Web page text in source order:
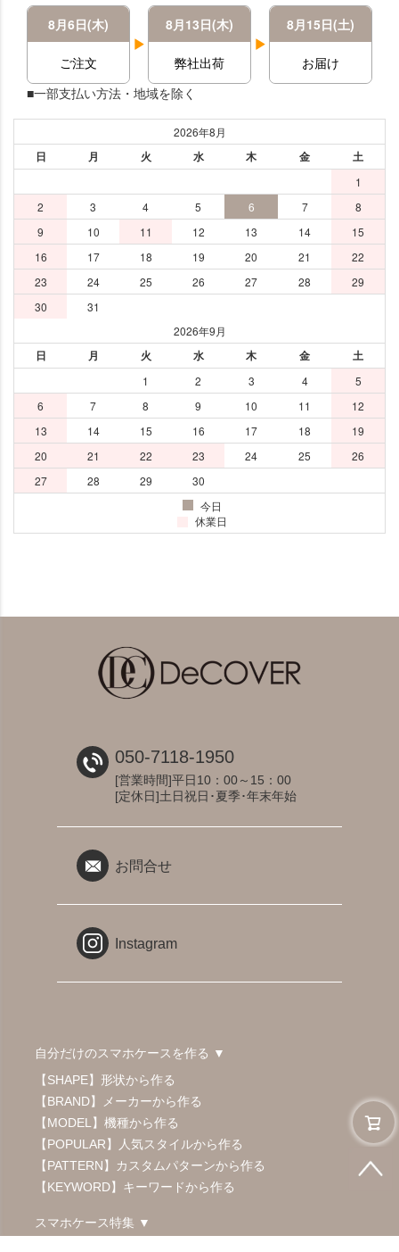
050-7118-1950
[営業時間]平日10：00～15：00
[定休日]土日祝日･夏季･年末年始
お問合せ
Instagram
自分だけのスマホケースを作る ▼
【SHAPE】形状から作る
【BRAND】メーカーから作る
【MODEL】機種から作る
【POPULAR】人気スタイルから作る
【PATTERN】カスタムパターンから作る
【KEYWORD】キーワードから作る
スマホケース特集 ▼